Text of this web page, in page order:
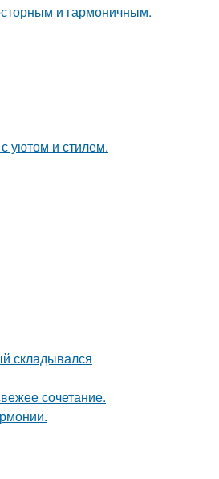
и гармоничным.
уютом и стилем.
складывался
сочетание.